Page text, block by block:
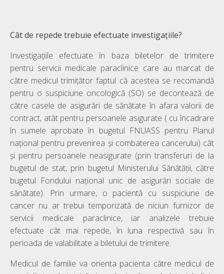
Cât de repede trebuie efectuate investigațiile?
Investigațiile efectuate în baza biletelor de trimitere
pentru servicii medicale paraclinice care au marcat de
către medicul trimițător faptul că acestea se recomandă
pentru o suspiciune oncologică (SO) se decontează de
către casele de asigurări de sănătate în afara valorii de
contract, atât pentru persoanele asigurate ( cu încadrare
în sumele aprobate în bugetul FNUASS pentru Planul
naţional pentru prevenirea şi combaterea cancerului) cât
și pentru persoanele neasigurate (prin transferuri de la
bugetul de stat, prin bugetul Ministerului Sănătăţii, către
bugetul Fondului naţional unic de asigurări sociale de
sănătate). Prin urmare, o pacientă cu suspiciune de
cancer nu ar trebui temporizată de niciun furnizor de
servicii medicale paraclinice, iar analizele trebuie
efectuate cât mai repede, în luna respectivă sau în
perioada de valabilitate a biletului de trimitere.
Medicul de familie va orienta pacienta către medicul de